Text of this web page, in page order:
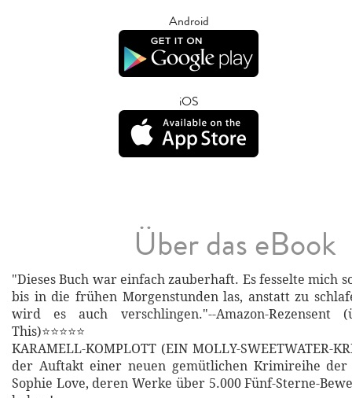
Android
iOS
Über das eBook
"Dieses Buch war einfach zauberhaft. Es fesselte mich
bis in die frühen Morgenstunden las, anstatt zu
wird es auch verschlingen."--Amazon-Rezensent
This)⭐⭐⭐⭐⭐
KARAMELL-KOMPLOTT (EIN MOLLY-SWEETWATER-
der Auftakt einer neuen gemütlichen Krimireihe der
Sophie Love, deren Werke über 5.000 Fünf-Sterne-